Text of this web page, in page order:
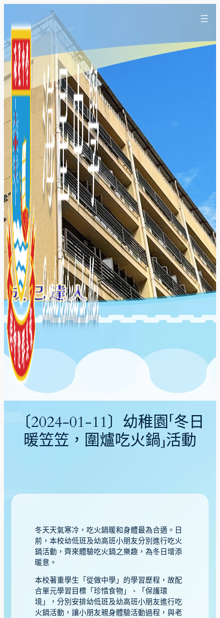
〔2024-01-11〕幼稚園「冬日
暖笠笠，圍爐吃火鍋」活動
冬天天氣寒冷，吃火鍋暖和身體最為合適。日
前，本校幼低班及幼高班小朋友分別進行吃火
鍋活動，齊來體驗吃火鍋之樂趣，為冬日增添
暖意。
本校著重學生「從做中學」的學習歷程，故配
合單元學習目標「珍惜食物」、「保護環
境」，分別安排幼低班及幼高班小朋友進行吃
火鍋活動，讓小朋友親身體驗活動過程，與老